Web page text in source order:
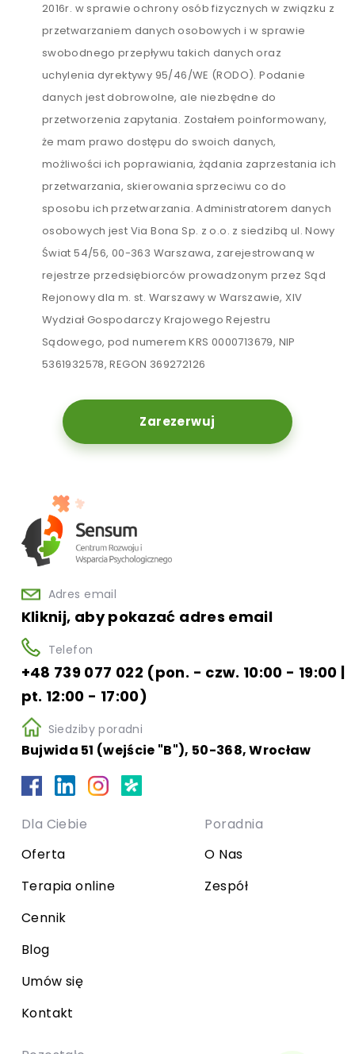
2016r. w sprawie ochrony osób fizycznych w związku z
przetwarzaniem danych osobowych i w sprawie
swobodnego przepływu takich danych oraz
uchylenia dyrektywy 95/46/WE (RODO). Podanie
danych jest dobrowolne, ale niezbędne do
przetworzenia zapytania. Zostałem poinformowany,
że mam prawo dostępu do swoich danych,
możliwości ich poprawiania, żądania zaprzestania ich
przetwarzania, skierowania sprzeciwu co do
sposobu ich przetwarzania. Administratorem danych
osobowych jest Via Bona Sp. z o.o. z siedzibą ul. Nowy
Świat 54/56, 00-363 Warszawa, zarejestrowaną w
rejestrze przedsiębiorców prowadzonym przez Sąd
Rejonowy dla m. st. Warszawy w Warszawie, XIV
Wydział Gospodarczy Krajowego Rejestru
Sądowego, pod numerem KRS 0000713679, NIP
5361932578, REGON 369272126
Zarezerwuj
Adres email
Kliknij, aby pokazać adres email
Telefon
+48 739 077 022 (pon. - czw. 10:00 - 19:00 |
pt. 12:00 - 17:00)
Siedziby poradni
Bujwida 51 (wejście "B"), 50-368, Wrocław
Dla Ciebie
Oferta
Terapia online
Cennik
Blog
Umów się
Kontakt
Poradnia
O Nas
Zespół